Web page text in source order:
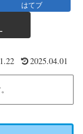
はてブ
2025.04.01